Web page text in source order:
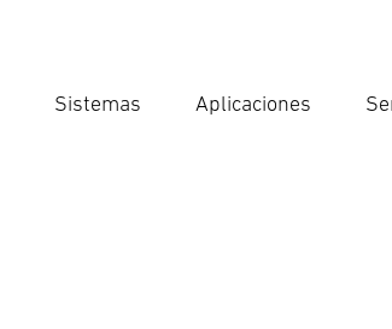
Sistemas Aplicaciones